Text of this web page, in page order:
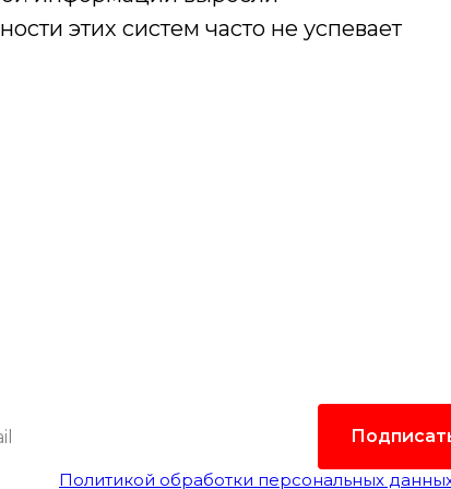
этих систем часто не успевает
Политикой обработки персональных